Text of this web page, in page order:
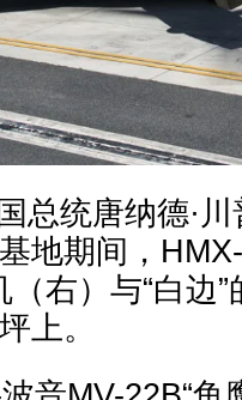
总统唐纳德·
地期间，
右）与“白边
上。